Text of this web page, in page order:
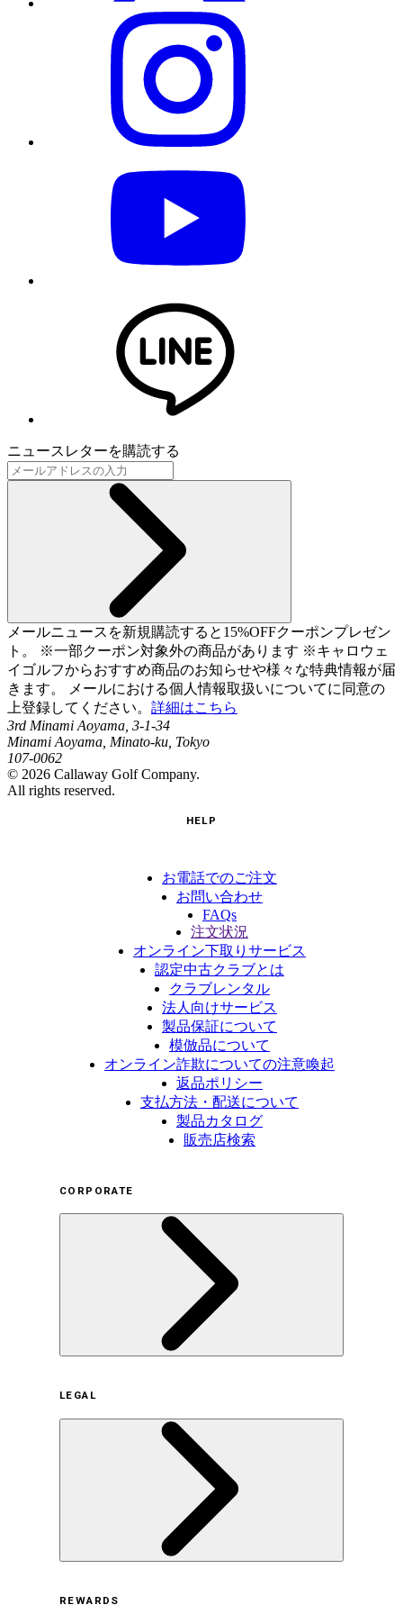
ニュースレターを購読する
メールニュースを新規購読すると15%OFFクーポンプレゼン
ト。 ※一部クーポン対象外の商品があります ※キャロウェ
イゴルフからおすすめ商品のお知らせや様々な特典情報が届
きます。 メールにおける個人情報取扱いについてに同意の
上登録してください。 詳細はこちら
3rd Minami Aoyama, 3-1-34
Minami Aoyama, Minato-ku, Tokyo
107-0062
© 2026 Callaway Golf Company.
All rights reserved.
HELP
お電話でのご注文
お問い合わせ
FAQs
注文状況
オンライン下取りサービス
認定中古クラブとは
クラブレンタル
法人向けサービス
製品保証について
模倣品について
オンライン詐欺についての注意喚起
返品ポリシー
支払方法・配送について
製品カタログ
販売店検索
CORPORATE
サステナビリティの取り組み（日本）
サステナビリティの取り組み（米国/英語）
ヒストリー
採用情報
LEGAL
REWARDS